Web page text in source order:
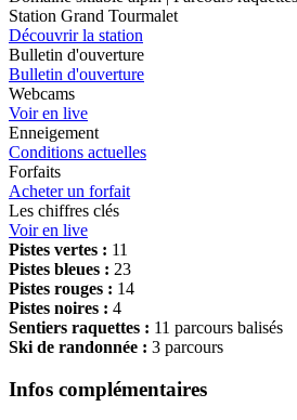
Station Grand Tourmalet
Découvrir la station
Bulletin d'ouverture
Bulletin d'ouverture
Webcams
Voir en live
Enneigement
Conditions actuelles
Forfaits
Acheter un forfait
Les chiffres clés
Voir en live
Pistes vertes : 11
Pistes bleues : 23
Pistes rouges : 14
Pistes noires : 4
Sentiers raquettes : 11 parcours balisés
Ski de randonnée : 3 parcours
Infos complémentaires